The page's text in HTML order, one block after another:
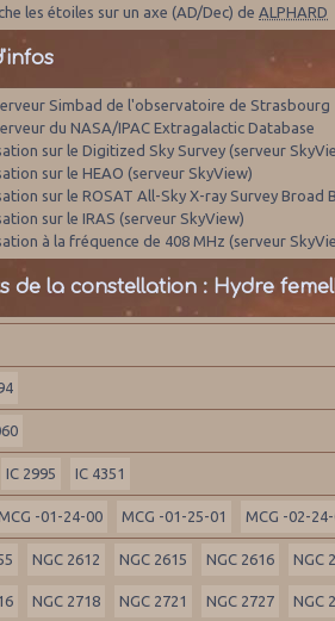
les étoiles sur un axe (AD/Dec) de ALPHARD
Simbad de l'observatoire de Strasbourg
du NASA/IPAC Extragalactic Database
sur le Digitized Sky Survey (serveur
sur le HEAO (serveur SkyView)
sur le ROSAT All-Sky X-ray Survey Broad
sur le IRAS (serveur SkyView)
à la fréquence de 408 MHz (serveur
de la constellation : Hydre
IC 2995 IC 4351
-01-24-00 MCG -01-25-01 MCG -02-
NGC 2612 NGC 2615 NGC 2616 NGC
NGC 2718 NGC 2721 NGC 2727 NGC